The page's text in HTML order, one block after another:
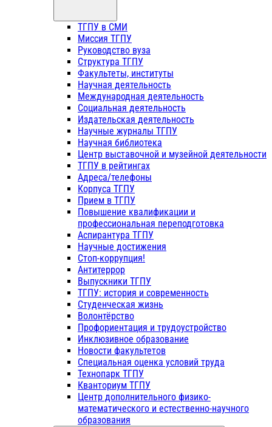
ТГПУ в СМИ
Миссия ТГПУ
Руководство вуза
Структура ТГПУ
Факультеты, институты
Научная деятельность
Международная деятельность
Социальная деятельность
Издательская деятельность
Научные журналы ТГПУ
Научная библиотека
Центр выставочной и музейной деятельности
ТГПУ в рейтингах
Адреса/телефоны
Корпуса ТГПУ
Прием в ТГПУ
Повышение квалификации и
профессиональная переподготовка
Аспирантура ТГПУ
Научные достижения
Стоп-коррупция!
Антитеррор
Выпускники ТГПУ
ТГПУ: история и современность
Студенческая жизнь
Волонтёрство
Профориентация и трудоустройство
Инклюзивное образование
Новости факультетов
Специальная оценка условий труда
Технопарк ТГПУ
Кванториум ТГПУ
Центр дополнительного физико-
математического и естественно-научного
образования